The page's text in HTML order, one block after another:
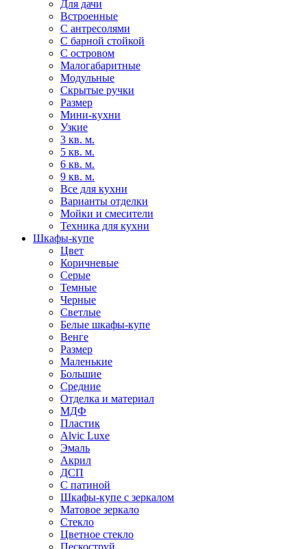
Для дачи
Встроенные
С антресолями
С барной стойкой
С островом
Малогабаритные
Модульные
Скрытые ручки
Размер
Мини-кухни
Узкие
3 кв. м.
5 кв. м.
6 кв. м.
9 кв. м.
Все для кухни
Варианты отделки
Мойки и смесители
Техника для кухни
Шкафы-купе
Цвет
Коричневые
Серые
Темные
Черные
Светлые
Белые шкафы-купе
Венге
Размер
Маленькие
Большие
Средние
Отделка и материал
МДФ
Пластик
Alvic Luxe
Эмаль
Акрил
ДСП
С патиной
Шкафы-купе с зеркалом
Матовое зеркало
Стекло
Цветное стекло
Пескоструй